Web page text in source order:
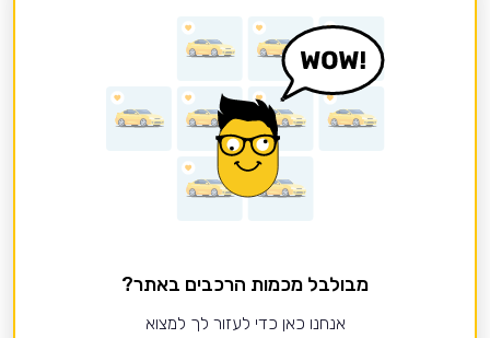
מבולבל מכמות הרכבים באתר?
אנחנו כאן כדי לעזור לך למצוא